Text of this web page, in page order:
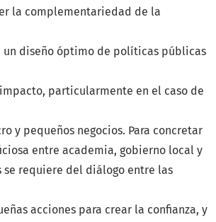
la complementariedad de la
un diseño óptimo de políticas públicas
particularmente en el caso de
y pequeños negocios. Para concretar
entre academia, gobierno local y
se requiere del diálogo entre las
acciones para crear la confianza, y